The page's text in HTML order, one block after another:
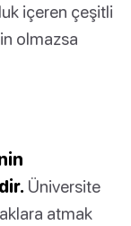
içeren çeşitli
olmazsa
Üniversite
atmak